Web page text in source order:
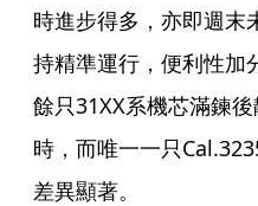
時進步得多，亦即週末
持精準運行，便利性加
餘只31XX系機芯滿鍊
時，而唯一一只
差異顯著。